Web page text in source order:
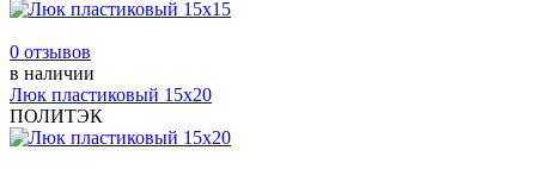
0 отзывов
в наличии
Люк пластиковый 15х20
ПОЛИТЭК